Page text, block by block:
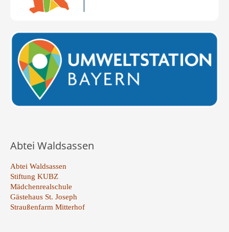
Abtei Waldsassen
Abtei Waldsassen
Stiftung KUBZ
Mädchenrealschule
Gästehaus St. Joseph
Straußenfarm Mitterhof